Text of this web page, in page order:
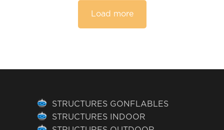
Load more
STRUCTURES GONFLABLES
STRUCTURES INDOOR